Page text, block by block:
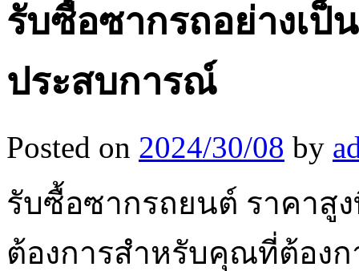
รับซื้อซากรถอย่างเป็
ประสบการณ์
Posted on 2024/30/08 by
รับซื้อซากรถยนต์ ราคาสู
ต้องการสำหรับคุณที่ต้องก